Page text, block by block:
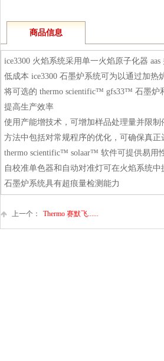
商品信息
ice3300 火焰系统采用单一火焰原子化器
低成本 ice3300 石墨炉系统可为以通过加
将可选的 thermo scientific™ gfs33™ 石墨炉
提高生产效率
使用产能增技术，可增加样品处理量并限制
方法中包括对常规程序的优化，可确保真正
thermo scientific™ solaar™ 软件可提供易用
自校准单色器和自动对准灯可在火焰系统
石墨炉系统具有超痕量检测能力
上一个： Thermo 赛默飞......